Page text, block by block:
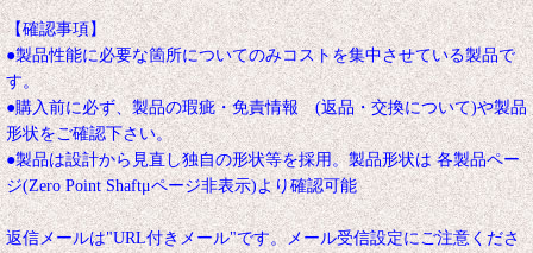
【確認事項】
●製品性能に必要な箇所についてのみコストを集中させている製品で
す。
●購入前に必ず、製品の瑕疵・免責情報 (返品・交換について)や製品
形状をご確認下さい。
●製品は設計から見直し独自の形状等を採用。製品形状は 各製品ペー
ジ(Zero Point Shaftμページ非表示)より確認可能
返信メールは"URL付きメール"です。メール受信設定にご注意くださ